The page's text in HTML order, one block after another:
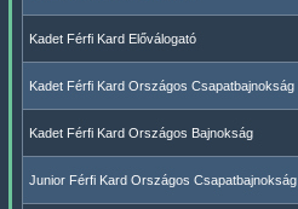
Kadet Férfi Kard Előválogató
Kadet Férfi Kard Országos Csapatbajnokság
Kadet Férfi Kard Országos Bajnokság
Junior Férfi Kard Országos Csapatbajnokság